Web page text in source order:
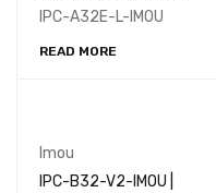
Pan&Tilt | CMOS 1/2.7'' |
Wi-Fi
IPC-A32E-L-IMOU
READ MORE
Imou
IPC-B32-V2-IMOU |